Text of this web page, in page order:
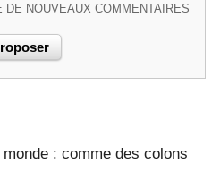
DE NOUVEAUX COMMENTAIRES
: comme des colons